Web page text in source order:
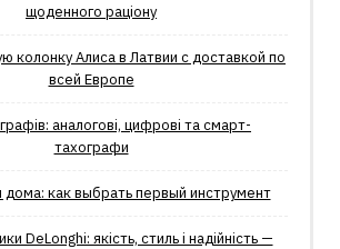
щоденного раціону
колонку Алиса в Латвии с доставкой по
всей Европе
аналогові, цифрові та смарт-
тахографи
дома: как выбрать первый инструмент
DeLonghi: якість, стиль і надійність —